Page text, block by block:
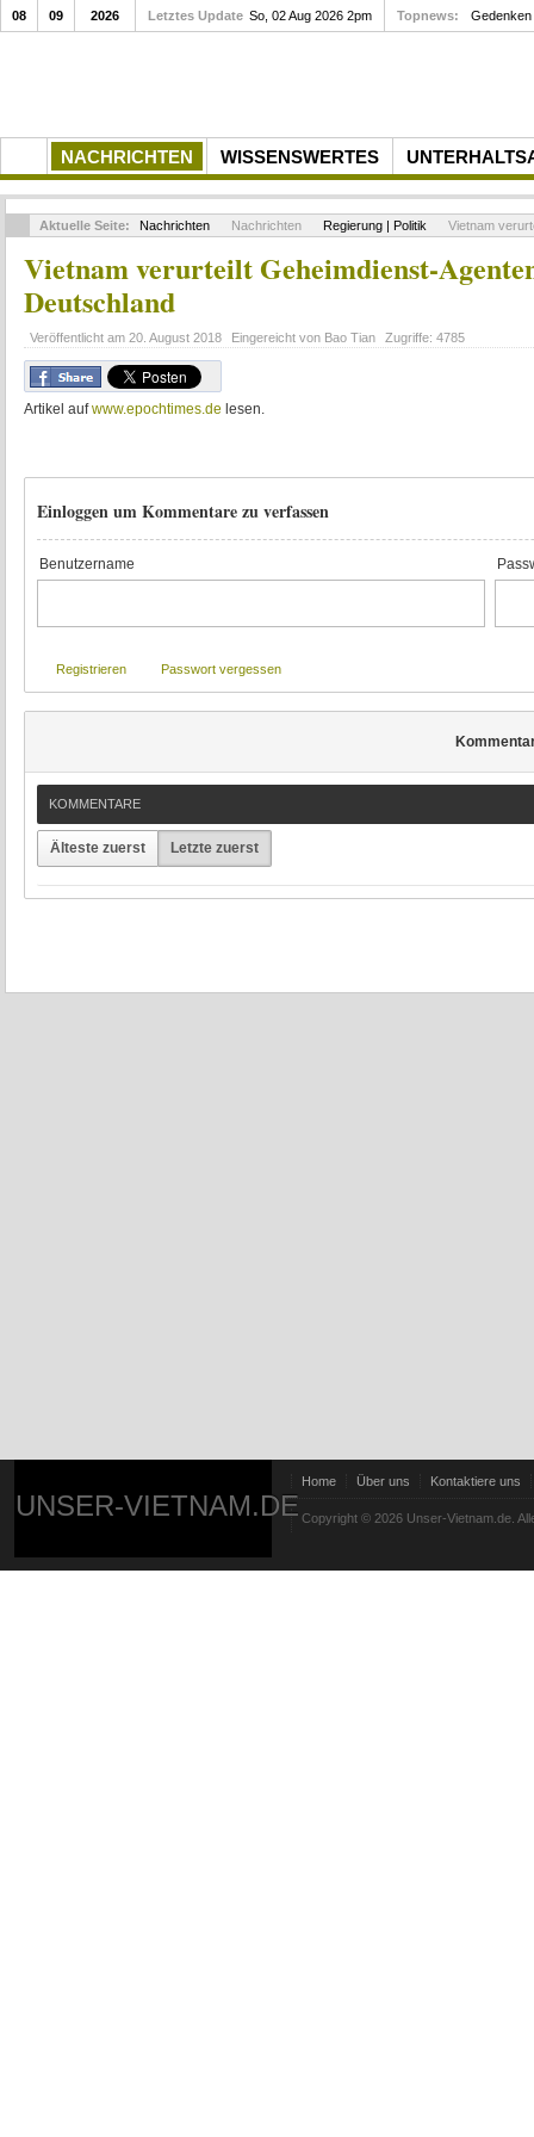
NACHRICHTEN WISSENSWERTES
08 09 2026 Letztes Update So, 02 Aug 2026 2pm Topnews: Gedenken
Aktuelle Seite: Nachrichten Nachrichten Regierung | Politik Vietnam
Vietnam verurteilt Geheimdienst-
Deutschland
Veröffentlicht am 20. August 2018 Eingereicht von Bao Tian Zugriffe: 4785
Artikel aufwww.epochtimes.de lesen.
Einloggen um Kommentare zu verfassen
Benutzername
Registrieren Passwort vergessen
KOMMENTARE
Älteste zuerst Letzte zuerst
UNSER-VIETNAM.DE
Home Über uns Kontaktiere uns
Copyright © 2026 Unser-Vietnam.de.